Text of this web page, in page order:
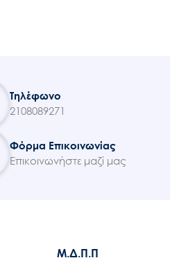
Τηλέφωνο
2108089271
Φόρμα Επικοινωνίας
Επικοινωνήστε μαζί μας
Μ.Δ.Π.Π